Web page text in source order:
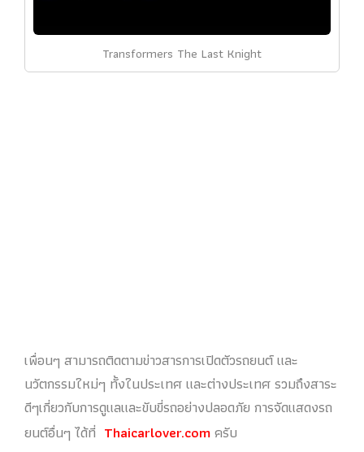
Transformers The Last Knight
เพื่อนๆ สามารถติดตามข่าวสารการเปิดตัวรถยนต์ และ
นวัตกรรมใหม่ๆ ทั้งในประเทศ และต่างประเทศ รวมถึงสาระ
ดีๆเกี่ยวกับการดูแลและขับขี่รถอย่างปลอดภัย การจัดแสดงรถ
ยนต์อื่นๆ ได้ที่ Thaicarlover.comครับ